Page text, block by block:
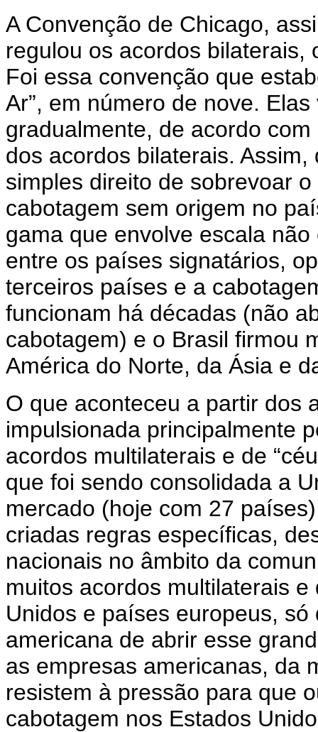
A Convenção de Chicago,
regulou os acordos
Foi essa convenção que
Ar”, em número de nove.
gradualmente, de acordo
dos acordos bilaterais.
simples direito de sobrevoar
cabotagem sem origem no
gama que envolve escala
entre os países signatários,
terceiros países e a
funcionam há décadas (não
cabotagem) e o Brasil firmou
América do Norte, da Ásia e
O que aconteceu a partir dos
impulsionada principalmente
acordos multilaterais e de
que foi sendo consolidada a
mercado (hoje com 27
criadas regras específicas,
nacionais no âmbito da
muitos acordos multilaterais e
Unidos e países europeus,
americana de abrir esse
as empresas americanas, da
resistem à pressão para que
cabotagem nos Estados